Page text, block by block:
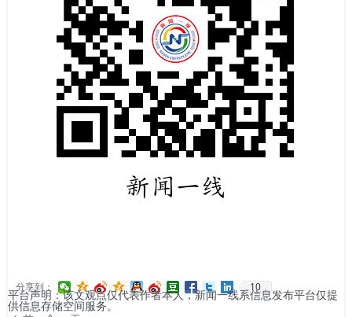
分享到： 10
平台声明：该文观点仅代表作者本人，新闻一线系信息发布平台仅提
供信息存储空间服务。